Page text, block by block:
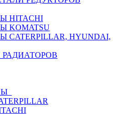
HITACHI
KOMATSU
CATERPILLAR, HYUNDAI,
РАДИАТОРОВ